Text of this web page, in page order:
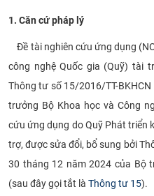
CỰU NGƯỜI HỌC
1. Căn cứ pháp lý
Đề tài nghiên cứu ứng dụng
công nghệ Quốc gia (Quỹ) tài
Thông tư số 15/2016/TT-
trưởng Bộ Khoa học và Công
cứu ứng dụng do Quỹ Phát triển
trợ, được sửa đổi, bổ sung bởi
30 tháng 12 năm 2024 của Bộ
(sau đây gọi tắt là Thông tư 15).